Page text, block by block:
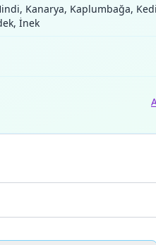
Kanarya, Kaplumbağa,
İnek